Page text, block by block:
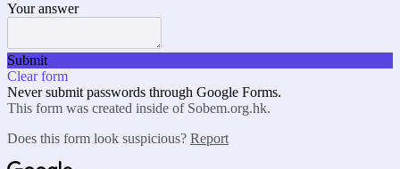
Your answer
Submit
Clear form
Never submit passwords through Google Forms.
This form was created inside of Sobem.org.hk.
Does this form look suspicious? Report